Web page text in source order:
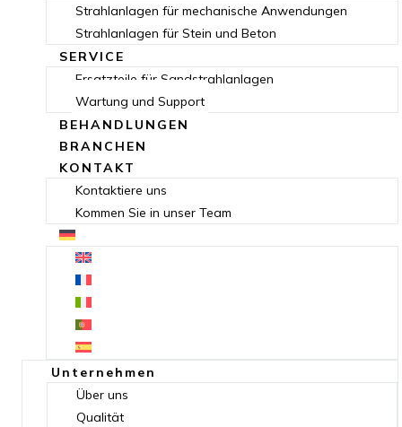
Strahlanlagen für mechanische Anwendungen
Strahlanlagen für Stein und Beton
SERVICE
Ersatzteile für Sandstrahlanlagen
Wartung und Support
BEHANDLUNGEN
BRANCHEN
KONTAKT
Kontaktiere uns
Kommen Sie in unser Team
Unternehmen
Über uns
Qualität